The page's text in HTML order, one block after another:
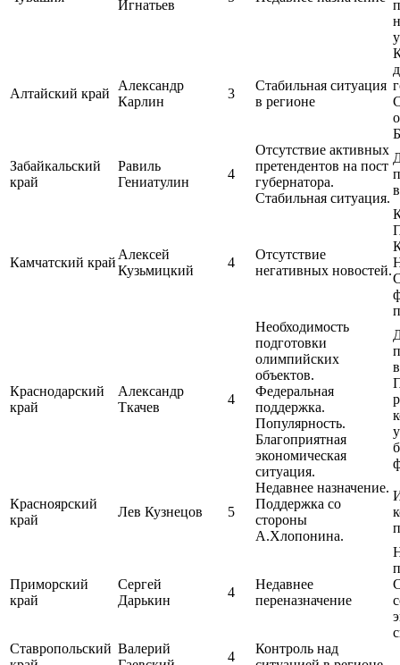
Игнатьев
Алтайский край
Александр
Карлин
3
Стабильная ситуация
в регионе
Забайкальский
край
Равиль
Гениатулин
4
Отсутствие активных
претендентов на пост
губернатора.
Стабильная ситуация.
Камчатский край
Алексей
Кузьмицкий
4
Отсутствие
негативных новостей.
Краснодарский
край
Александр
Ткачев
4
Необходимость
подготовки
олимпийских
объектов.
Федеральная
поддержка.
Популярность.
Благоприятная
экономическая
ситуация.
Красноярский
край
Лев Кузнецов 5
Недавнее назначение.
Поддержка со
стороны
А.Хлопонина.
Приморский
край
Сергей
Дарькин
4
Недавнее
переназначение
Ставропольский Валерий
4
Контроль над